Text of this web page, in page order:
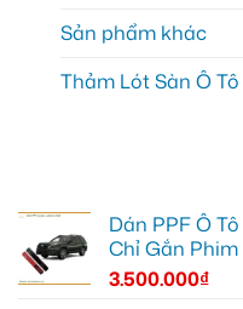
Sản phẩm khác
Thảm Lót Sàn Ô Tô
Dán PPF Ô
Chỉ Gắn Phim
3.500.000₫